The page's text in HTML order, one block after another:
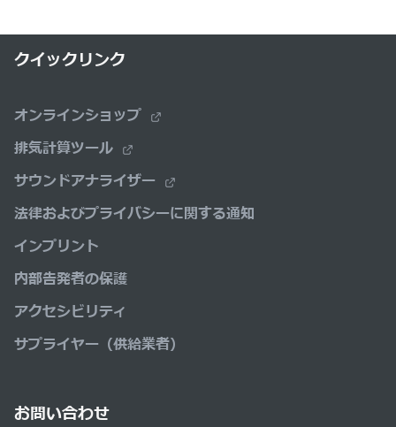
クイックリンク
オンラインショップ
排気計算ツール
サウンドアナライザー
法律およびプライバシーに関する通知
インプリント
内部告発者の保護
アクセシビリティ
サプライヤー（供給業者）
お問い合わせ